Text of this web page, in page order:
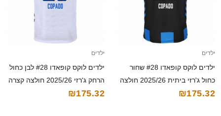
ילדים
ילדים לוקס קופאדו #28 שחור
כחול ג'רזי ביתית 2025/26 חולצה
קצרה
₪175.32
ילדים
ילדים לוקס קופאדו #28 לבן כחול
הרחק ג'רזי 2025/26 חולצה קצרה
₪175.32